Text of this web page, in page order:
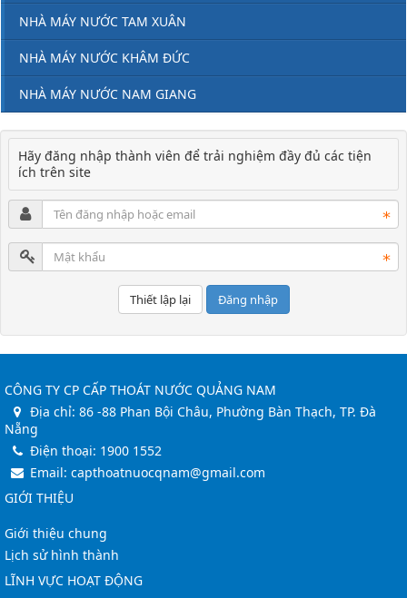
NHÀ MÁY NƯỚC TAM XUÂN
NHÀ MÁY NƯỚC KHÂM ĐỨC
NHÀ MÁY NƯỚC NAM GIANG
Hãy đăng nhập thành viên để trải nghiệm đầy đủ các tiện
ích trên site
Đăng nhập
CÔNG TY CP CẤP THOÁT NƯỚC QUẢNG NAM
Địa chỉ: 86 -88 Phan Bội Châu, Phường Bàn Thạch, TP. Đà
Nẵng
Điện thoại: 1900 1552
Email: capthoatnuocqnam@gmail.com
GIỚI THIỆU
Giới thiệu chung
Lịch sử hình thành
LĨNH VỰC HOẠT ĐỘNG